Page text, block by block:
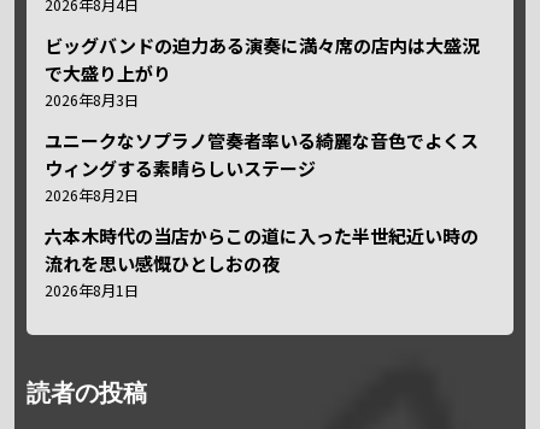
2026年8月4日
ビッグバンドの迫力ある演奏に満々席の店内は大盛況
で大盛り上がり
2026年8月3日
ユニークなソプラノ管奏者率いる綺麗な音色でよくス
ウィングする素晴らしいステージ
2026年8月2日
六本木時代の当店からこの道に入った半世紀近い時の
流れを思い感慨ひとしおの夜
2026年8月1日
読者の投稿